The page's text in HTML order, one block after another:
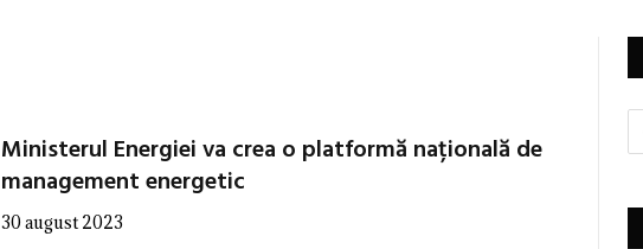
Ministerul Energiei va crea o platformă națională de
management energetic
30 august 2023